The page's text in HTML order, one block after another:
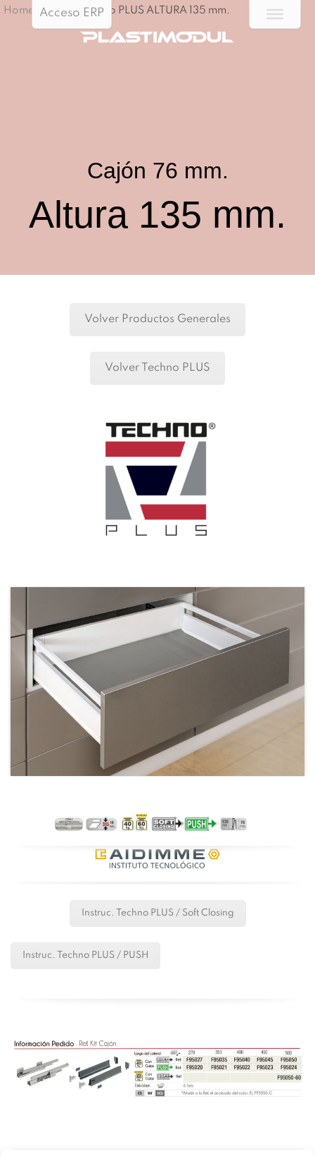
Acceso ERP
Home / Cajón Techno PLUS ALTURA 135 mm.
Cajón 76 mm.
Altura 135 mm.
Volver Productos Generales
Volver Techno PLUS
Instruc. Techno PLUS / Soft Closing
Instruc. Techno PLUS / PUSH